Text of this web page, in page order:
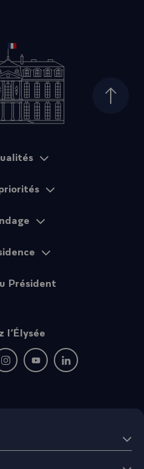
Haut
Président
l’Élysée
: rejoignez-nous sur Twitter
fenêtre : rejoignez-nous sur
Nouvelle fenêtre : rejoignez-nous
Nouvelle fenêtre :
Nouvelle fenêtre :